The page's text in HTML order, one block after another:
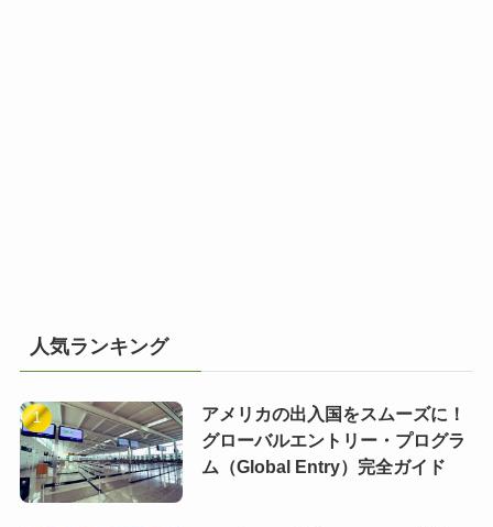
人気ランキング
アメリカの出入国をスムーズに！
グローバルエントリー・プログラ
ム（Global Entry）完全ガイド